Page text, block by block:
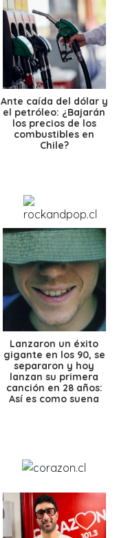
Ante caída del dólar y
el petróleo: ¿Bajarán
los precios de los
combustibles en
Chile?
Lanzaron un éxito
gigante en los 90, se
separaron y hoy
lanzan su primera
canción en 28 años:
Así es como suena